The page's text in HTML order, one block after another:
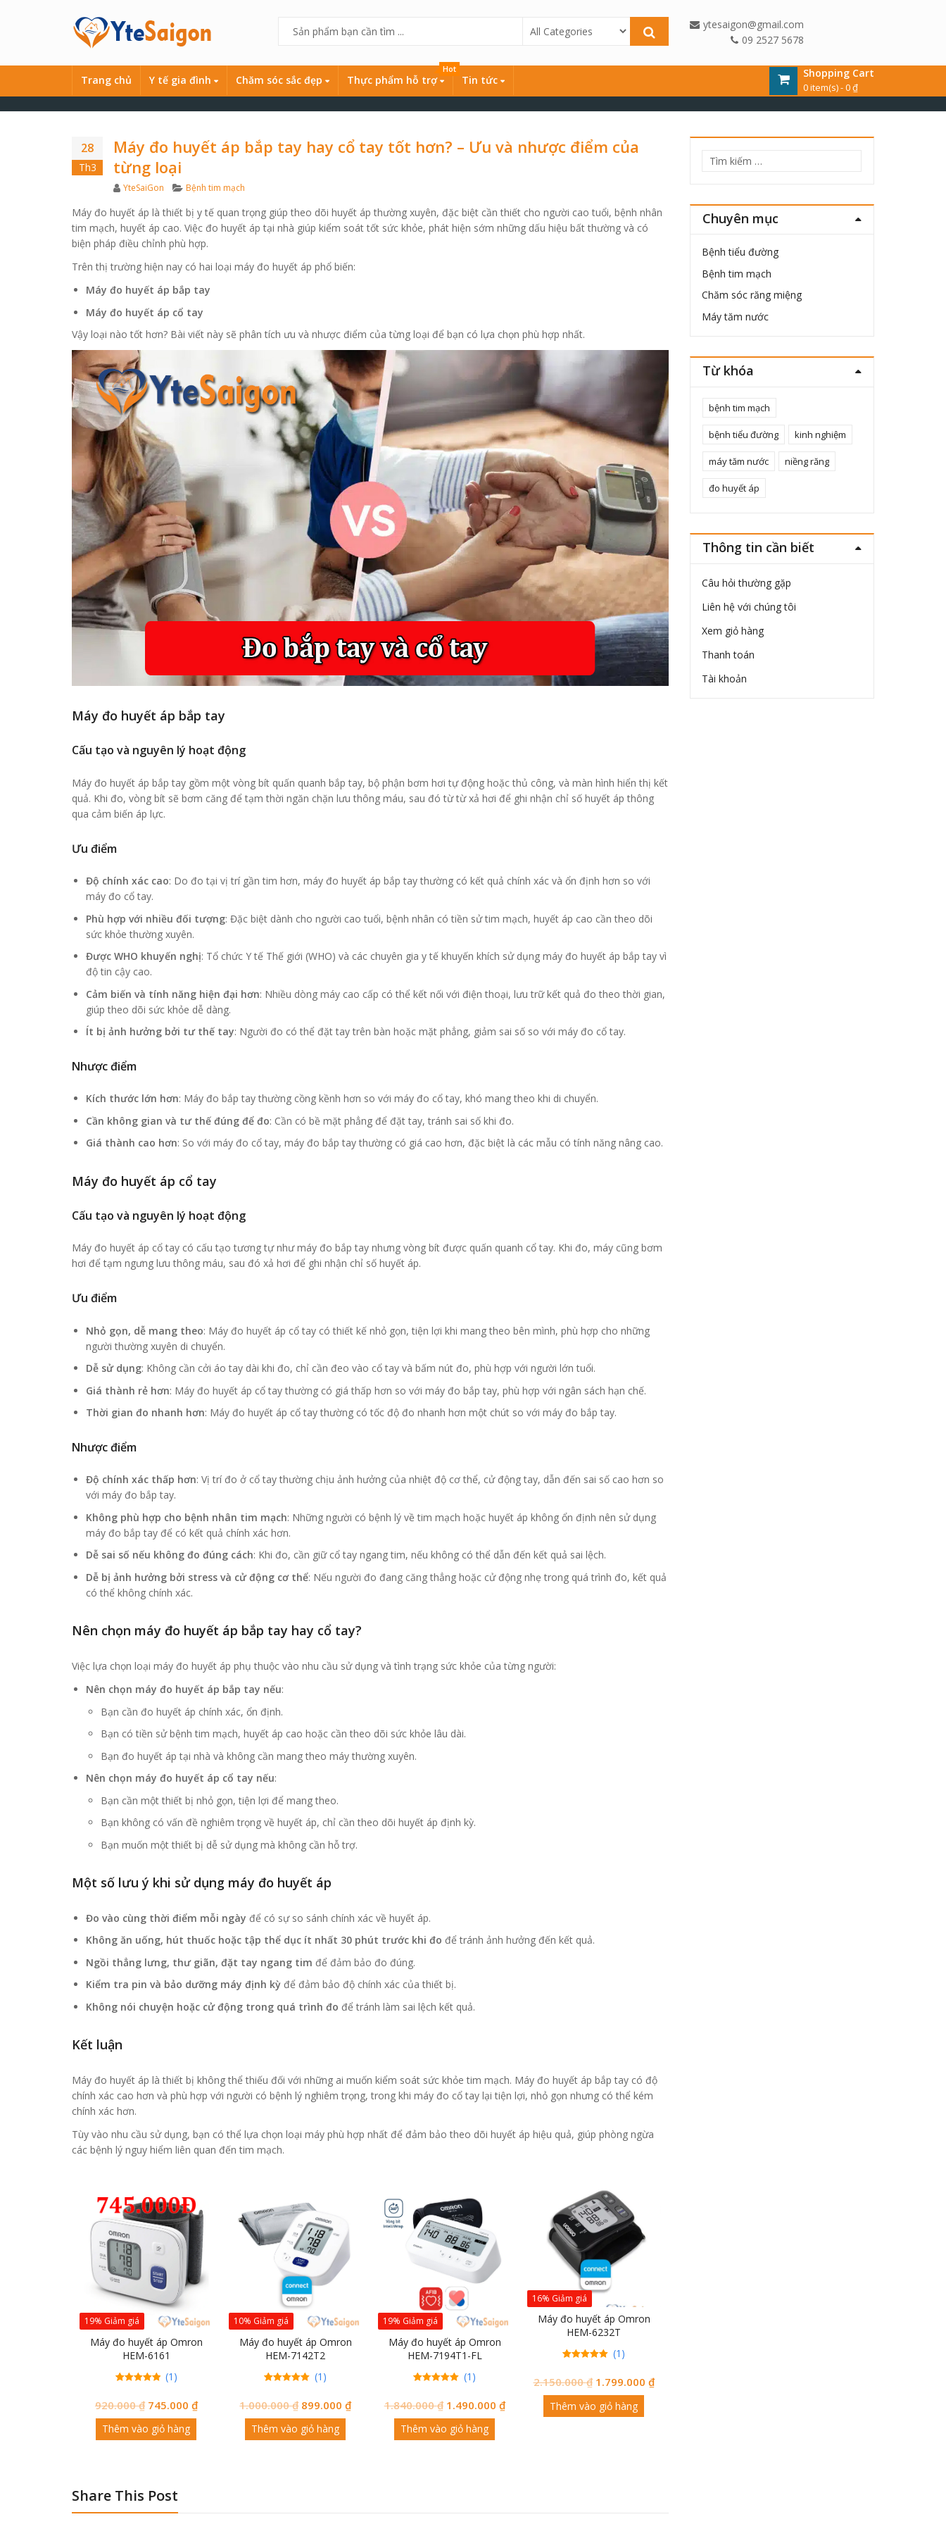
ytesaigon@gmail.com
09 2527 5678
Trang chủ Y tế gia đình Chăm sóc sắc đẹp Thực phẩm hỗ trợ
Hot
Tin tức
Shopping Cart
0 item(s) -0₫
28
Th3
Máy đo huyết áp bắp tay hay cổ tay tốt hơn? – Ưu và nhược điểm của
từng loại
Author
YteSaiGon Categories
Bệnh tim mạch
Máy đo huyết áp là thiết bị y tế quan trọng giúp theo dõi huyết áp thường xuyên, đặc biệt cần thiết cho người cao tuổi, bệnh nhân
tim mạch, huyết áp cao. Việc đo huyết áp tại nhà giúp kiểm soát tốt sức khỏe, phát hiện sớm những dấu hiệu bất thường và có
biện pháp điều chỉnh phù hợp.
Trên thị trường hiện nay có hai loại máy đo huyết áp phổ biến:
Máy đo huyết áp bắp tay
Máy đo huyết áp cổ tay
Vậy loại nào tốt hơn? Bài viết này sẽ phân tích ưu và nhược điểm của từng loại để bạn có lựa chọn phù hợp nhất.
Máy đo huyết áp bắp tay
Cấu tạo và nguyên lý hoạt động
Máy đo huyết áp bắp tay gồm một vòng bít quấn quanh bắp tay, bộ phận bơm hơi tự động hoặc thủ công, và màn hình hiển thị kết
quả. Khi đo, vòng bít sẽ bơm căng để tạm thời ngăn chặn lưu thông máu, sau đó từ từ xả hơi để ghi nhận chỉ số huyết áp thông
qua cảm biến áp lực.
Ưu điểm
Độ chính xác cao: Do đo tại vị trí gần tim hơn, máy đo huyết áp bắp tay thường có kết quả chính xác và ổn định hơn so với
máy đo cổ tay.
Phù hợp với nhiều đối tượng: Đặc biệt dành cho người cao tuổi, bệnh nhân có tiền sử tim mạch, huyết áp cao cần theo dõi
sức khỏe thường xuyên.
Được WHO khuyến nghị: Tổ chức Y tế Thế giới (WHO) và các chuyên gia y tế khuyến khích sử dụng máy đo huyết áp bắp tay vì
độ tin cậy cao.
Cảm biến và tính năng hiện đại hơn: Nhiều dòng máy cao cấp có thể kết nối với điện thoại, lưu trữ kết quả đo theo thời gian,
giúp theo dõi sức khỏe dễ dàng.
Ít bị ảnh hưởng bởi tư thế tay: Người đo có thể đặt tay trên bàn hoặc mặt phẳng, giảm sai số so với máy đo cổ tay.
Nhược điểm
Kích thước lớn hơn: Máy đo bắp tay thường cồng kềnh hơn so với máy đo cổ tay, khó mang theo khi di chuyển.
Cần không gian và tư thế đúng để đo: Cần có bề mặt phẳng để đặt tay, tránh sai số khi đo.
Giá thành cao hơn: So với máy đo cổ tay, máy đo bắp tay thường có giá cao hơn, đặc biệt là các mẫu có tính năng nâng cao.
Máy đo huyết áp cổ tay
Cấu tạo và nguyên lý hoạt động
Máy đo huyết áp cổ tay có cấu tạo tương tự như máy đo bắp tay nhưng vòng bít được quấn quanh cổ tay. Khi đo, máy cũng bơm
hơi để tạm ngưng lưu thông máu, sau đó xả hơi để ghi nhận chỉ số huyết áp.
Ưu điểm
Nhỏ gọn, dễ mang theo: Máy đo huyết áp cổ tay có thiết kế nhỏ gọn, tiện lợi khi mang theo bên mình, phù hợp cho những
người thường xuyên di chuyển.
Dễ sử dụng: Không cần cởi áo tay dài khi đo, chỉ cần đeo vào cổ tay và bấm nút đo, phù hợp với người lớn tuổi.
Giá thành rẻ hơn: Máy đo huyết áp cổ tay thường có giá thấp hơn so với máy đo bắp tay, phù hợp với ngân sách hạn chế.
Thời gian đo nhanh hơn: Máy đo huyết áp cổ tay thường có tốc độ đo nhanh hơn một chút so với máy đo bắp tay.
Nhược điểm
Độ chính xác thấp hơn: Vị trí đo ở cổ tay thường chịu ảnh hưởng của nhiệt độ cơ thể, cử động tay, dẫn đến sai số cao hơn so
với máy đo bắp tay.
Không phù hợp cho bệnh nhân tim mạch: Những người có bệnh lý về tim mạch hoặc huyết áp không ổn định nên sử dụng
máy đo bắp tay để có kết quả chính xác hơn.
Dễ sai số nếu không đo đúng cách: Khi đo, cần giữ cổ tay ngang tim, nếu không có thể dẫn đến kết quả sai lệch.
Dễ bị ảnh hưởng bởi stress và cử động cơ thể: Nếu người đo đang căng thẳng hoặc cử động nhẹ trong quá trình đo, kết quả
có thể không chính xác.
Nên chọn máy đo huyết áp bắp tay hay cổ tay?
Việc lựa chọn loại máy đo huyết áp phụ thuộc vào nhu cầu sử dụng và tình trạng sức khỏe của từng người:
Nên chọn máy đo huyết áp bắp tay nếu:
Bạn cần đo huyết áp chính xác, ổn định.
Bạn có tiền sử bệnh tim mạch, huyết áp cao hoặc cần theo dõi sức khỏe lâu dài.
Bạn đo huyết áp tại nhà và không cần mang theo máy thường xuyên.
Nên chọn máy đo huyết áp cổ tay nếu:
Bạn cần một thiết bị nhỏ gọn, tiện lợi để mang theo.
Bạn không có vấn đề nghiêm trọng về huyết áp, chỉ cần theo dõi huyết áp định kỳ.
Bạn muốn một thiết bị dễ sử dụng mà không cần hỗ trợ.
Một số lưu ý khi sử dụng máy đo huyết áp
Đo vào cùng thời điểm mỗi ngày để có sự so sánh chính xác về huyết áp.
Không ăn uống, hút thuốc hoặc tập thể dục ít nhất 30 phút trước khi đo để tránh ảnh hưởng đến kết quả.
Ngồi thẳng lưng, thư giãn, đặt tay ngang tim để đảm bảo đo đúng.
Kiểm tra pin và bảo dưỡng máy định kỳ để đảm bảo độ chính xác của thiết bị.
Không nói chuyện hoặc cử động trong quá trình đo để tránh làm sai lệch kết quả.
Kết luận
Máy đo huyết áp là thiết bị không thể thiếu đối với những ai muốn kiểm soát sức khỏe tim mạch. Máy đo huyết áp bắp tay có độ
chính xác cao hơn và phù hợp với người có bệnh lý nghiêm trọng, trong khi máy đo cổ tay lại tiện lợi, nhỏ gọn nhưng có thể kém
chính xác hơn.
Tùy vào nhu cầu sử dụng, bạn có thể lựa chọn loại máy phù hợp nhất để đảm bảo theo dõi huyết áp hiệu quả, giúp phòng ngừa
các bệnh lý nguy hiểm liên quan đến tim mạch.
19% Giảm giá
Máy đo huyết áp Omron
HEM-6161
giá
(1)
920.000₫ 745.000 ₫
Thêm vào giỏ hàng
10% Giảm giá
Máy đo huyết áp Omron
HEM-7142T2
giá
(1)
1.000.000₫ 899.000₫
Thêm vào giỏ hàng
19% Giảm giá
Máy đo huyết áp Omron
HEM-7194T1-FL
giá
(1)
1.840.000₫ 1.490.000 ₫
Thêm vào giỏ hàng
16% Giảm giá
Máy đo huyết áp Omron
HEM-6232T
giá
(1)
2.150.000₫ 1.799.000 ₫
Thêm vào giỏ hàng
Share This Post
Tìm
Chuyên mục
Bệnh tiểu đường
Bệnh tim mạch
Chăm sóc răng miệng
Máy tăm nước
Từ khóa
bệnh tim mạch
bệnh tiểu đường kinh nghiệm
máy tăm nước niềng răng
đo huyết áp
Thông tin cần biết
Câu hỏi thường gặp
Liên hệ với chúng tôi
Xem giỏ hàng
Thanh toán
Tài khoản